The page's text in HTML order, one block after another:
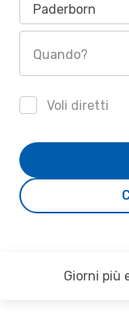
Paderborn
Quando?
Voli diretti
Giorni più